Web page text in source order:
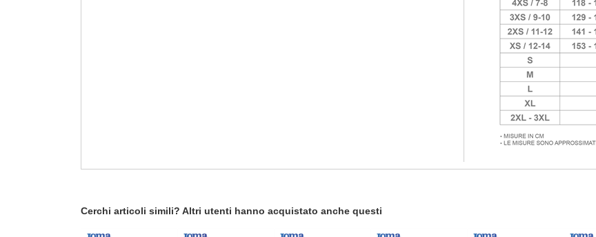
Cerchi articoli simili? Altri utenti hanno acquistato anche questi